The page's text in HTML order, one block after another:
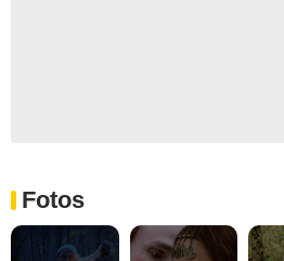
Fotos